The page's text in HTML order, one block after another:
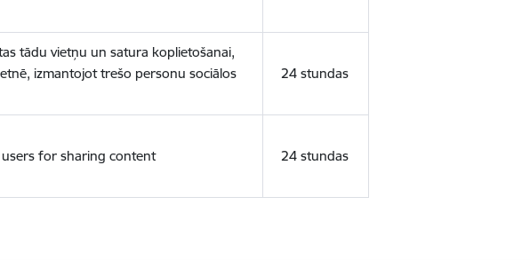
tādu vietņu un satura koplietošanai,
izmantojot trešo personu sociālos
24 stundas
for sharing content 24 stundas